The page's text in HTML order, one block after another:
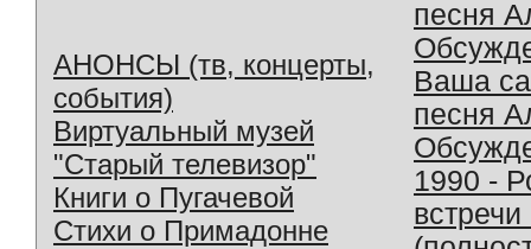
АНОНСЫ (тв, концерты,
события)
Виртуальный музей
"Старый телевизор"
Книги о Пугачевой
Стихи о Примадонне
песня
Ваша
песня
1990 -